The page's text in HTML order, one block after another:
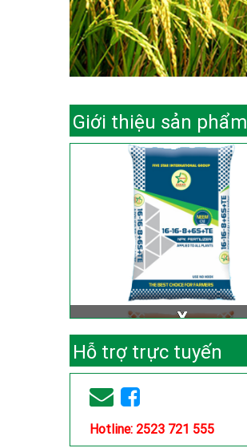
Giới thiệu sản phẩm
Hỗ trợ trực tuyến
Hotline: 2523 721 555